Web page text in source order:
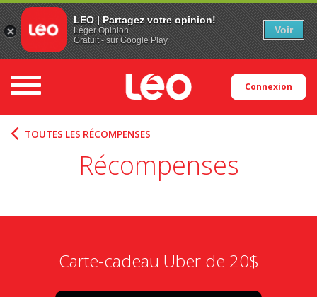
Toggle navigation Connexion
Récompenses
TOUTES LES RÉCOMPENSES
Carte-cadeau Uber de 20$
LEO | Partagez votre opinion!
Léger Opinion
Gratuit - sur Google Play
Voir